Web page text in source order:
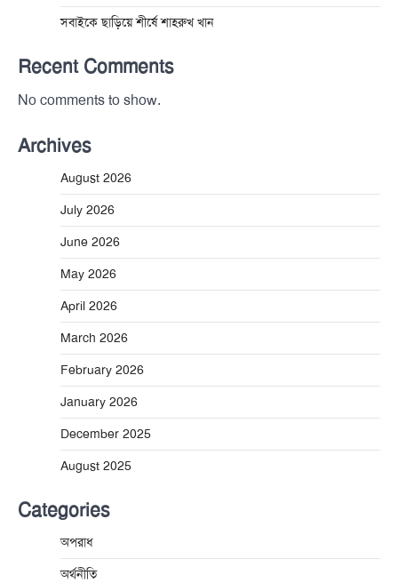
সবাইকে ছাড়িয়ে শীর্ষে শাহরুখ খান
Recent Comments
No comments to show.
Archives
August 2026
July 2026
June 2026
May 2026
April 2026
March 2026
February 2026
January 2026
December 2025
August 2025
Categories
অপরাধ
অর্থনীতি